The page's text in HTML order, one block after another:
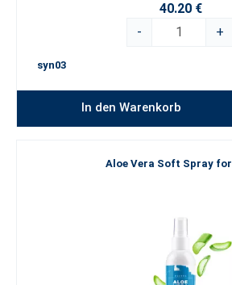
40.20 €
-
+
syn03
In den Warenkorb
Aloe Vera Soft Spray